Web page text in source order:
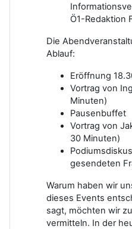
Ö1-Redaktion
Die
Ablauf:
Eröffnung
Vortrag von
Minuten)
Pausenbuffet
Vortrag von
30 Minuten)
gesendeten
Warum haben wir
dieses Events
sagt, möchten wir
vermitteln. In der